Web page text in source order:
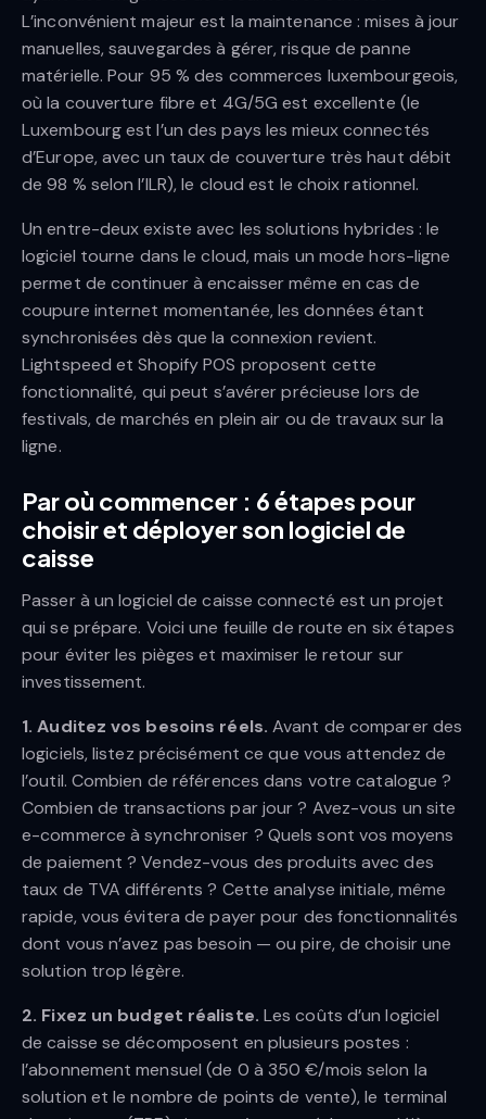
L’inconvénient majeur est la maintenance : mises à jour
manuelles, sauvegardes à gérer, risque de panne
matérielle. Pour 95 % des commerces luxembourgeois,
où la couverture fibre et 4G/5G est excellente (le
Luxembourg est l’un des pays les mieux connectés
d’Europe, avec un taux de couverture très haut débit
de 98 % selon l’ILR), le cloud est le choix rationnel.
Un entre-deux existe avec les solutions hybrides : le
logiciel tourne dans le cloud, mais un mode hors-ligne
permet de continuer à encaisser même en cas de
coupure internet momentanée, les données étant
synchronisées dès que la connexion revient.
Lightspeed et Shopify POS proposent cette
fonctionnalité, qui peut s’avérer précieuse lors de
festivals, de marchés en plein air ou de travaux sur la
ligne.
Par où commencer : 6 étapes pour
choisir et déployer son logiciel de
caisse
Passer à un logiciel de caisse connecté est un projet
qui se prépare. Voici une feuille de route en six étapes
pour éviter les pièges et maximiser le retour sur
investissement.
1. Auditez vos besoins réels. Avant de comparer des
logiciels, listez précisément ce que vous attendez de
l’outil. Combien de références dans votre catalogue ?
Combien de transactions par jour ? Avez-vous un site
e-commerce à synchroniser ? Quels sont vos moyens
de paiement ? Vendez-vous des produits avec des
taux de TVA différents ? Cette analyse initiale, même
rapide, vous évitera de payer pour des fonctionnalités
dont vous n’avez pas besoin — ou pire, de choisir une
solution trop légère.
2. Fixez un budget réaliste. Les coûts d’un logiciel
de caisse se décomposent en plusieurs postes :
l’abonnement mensuel (de 0 à 350 €/mois selon la
solution et le nombre de points de vente), le terminal